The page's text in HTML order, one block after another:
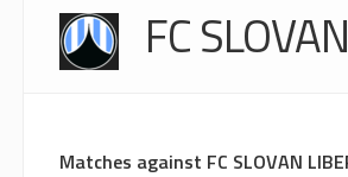
FC
Matches against FC SLOVAN